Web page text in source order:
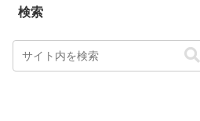
検索